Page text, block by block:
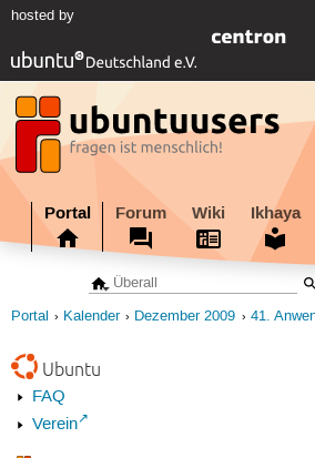
hosted by
Portal Forum Wiki Ikhaya
Portal Kalender Dezember 2009 41.
Ubuntu
FAQ
Verein